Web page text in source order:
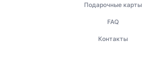
Подарочные карты
FAQ
Контакты